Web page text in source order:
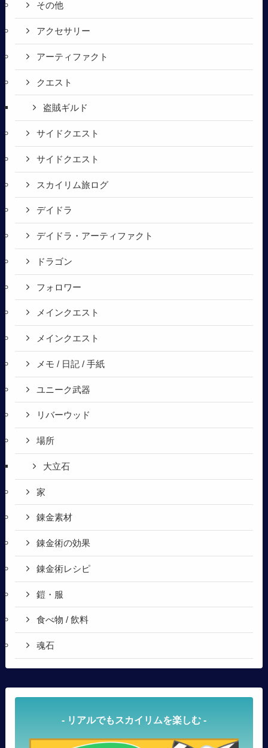
その他
アクセサリー
アーティファクト
クエスト
盗賊ギルド
サイドクエスト
サイドクエスト
スカイリム旅ログ
デイドラ
デイドラ・アーティファクト
ドラゴン
フォロワー
メインクエスト
メインクエスト
メモ / 日記 / 手紙
ユニーク武器
リバーウッド
場所
大立石
家
錬金素材
錬金術の効果
錬金術レシピ
鎧・服
食べ物 / 飲料
魂石
- リアルでもスカイリムを楽しむ -